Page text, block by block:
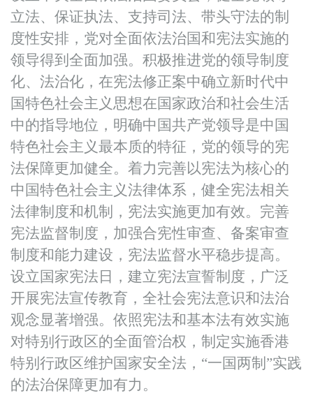
立法、保证执法、支持司法、带头守法的制
度性安排，党对全面依法治国和宪法实施的
领导得到全面加强。积极推进党的领导制度
化、法治化，在宪法修正案中确立新时代中
国特色社会主义思想在国家政治和社会生活
中的指导地位，明确中国共产党领导是中国
特色社会主义最本质的特征，党的领导的宪
法保障更加健全。着力完善以宪法为核心的
中国特色社会主义法律体系，健全宪法相关
法律制度和机制，宪法实施更加有效。完善
宪法监督制度，加强合宪性审查、备案审查
制度和能力建设，宪法监督水平稳步提高。
设立国家宪法日，建立宪法宣誓制度，广泛
开展宪法宣传教育，全社会宪法意识和法治
观念显著增强。依照宪法和基本法有效实施
对特别行政区的全面管治权，制定实施香港
特别行政区维护国家安全法，“一国两制”实践
的法治保障更加有力。